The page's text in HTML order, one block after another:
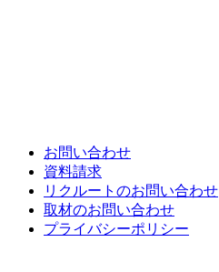
お問い合わせ
資料請求
リクルートのお問い合わせ
取材のお問い合わせ
プライバシーポリシー